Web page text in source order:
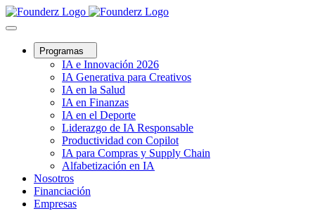
Programas
IA e Innovación 2026
IA Generativa para Creativos
IA en la Salud
IA en Finanzas
IA en el Deporte
Liderazgo de IA Responsable
Productividad con Copilot
IA para Compras y Supply Chain
Alfabetización en IA
Nosotros
Financiación
Empresas